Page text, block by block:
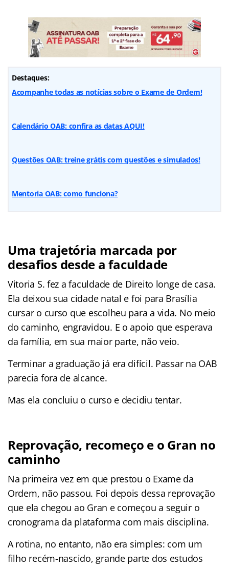
Destaques:
Acompanhe todas as notícias sobre o Exame de Ordem!
Calendário OAB: confira as datas AQUI!
Questões OAB: treine grátis com questões e simulados!
Mentoria OAB: como funciona?
Uma trajetória marcada por
desafios desde a faculdade
Vitoria S. fez a faculdade de Direito longe de casa.
Ela deixou sua cidade natal e foi para Brasília
cursar o curso que escolheu para a vida. No meio
do caminho, engravidou. E o apoio que esperava
da família, em sua maior parte, não veio.
Terminar a graduação já era difícil. Passar na OAB
parecia fora de alcance.
Mas ela concluiu o curso e decidiu tentar.
Reprovação, recomeço e o Gran no
caminho
Na primeira vez em que prestou o Exame da
Ordem, não passou. Foi depois dessa reprovação
que ela chegou ao Gran e começou a seguir o
cronograma da plataforma com mais disciplina.
A rotina, no entanto, não era simples: com um
filho recém-nascido, grande parte dos estudos